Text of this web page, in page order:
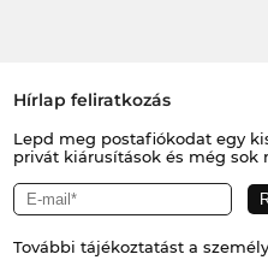
Hírlap feliratkozás
Lepd meg postafiókodat egy
privát kiárusítások és még sok
További tájékoztatást a